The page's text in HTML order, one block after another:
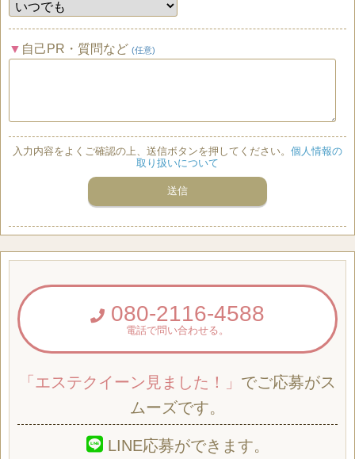
自己PR・質問など (任意)
入力内容をよくご確認の上、送信ボタンを押してください。 個人情報の
取り扱いについて
080-2116-4588
電話で問い合わせる。
「エステクイーン見ました！」 でご応募がス
ムーズです。
LINE応募ができます。